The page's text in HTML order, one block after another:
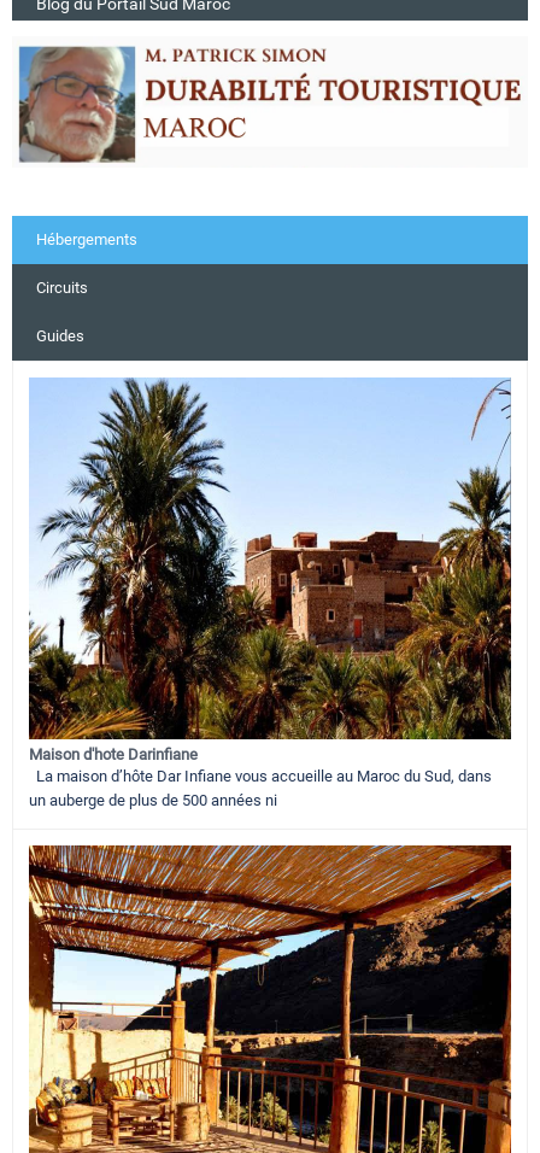
Hébergements
Circuits
Guides
Maison d'hote Darinfiane
La maison d’hôte Dar Infiane vous accueille au Maroc du Sud, dans
un auberge de plus de 500 années ni